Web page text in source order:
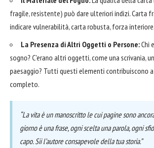
fragile, resistente) può dare ulteriori indizi. Carta
indicare vulnerabilità, carta robusta, forza interiore.
La Presenza di Altri Oggetti o Persone:Chi
sogno? C'erano altri oggetti, come una scrivania,
paesaggio? Tutti questi elementi contribuiscono
completo.
“La vita è un manoscritto le cui pagine sono
giorno è una frase, ogni scelta una parola, ogni
capo. Sii l’autore consapevole della tua storia.”